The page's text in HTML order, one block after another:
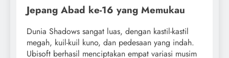
Jepang Abad ke-16 yang Memukau
Dunia Shadows sangat luas, dengan kastil-kastil
megah, kuil-kuil kuno, dan pedesaan yang indah.
Ubisoft berhasil menciptakan empat variasi musim